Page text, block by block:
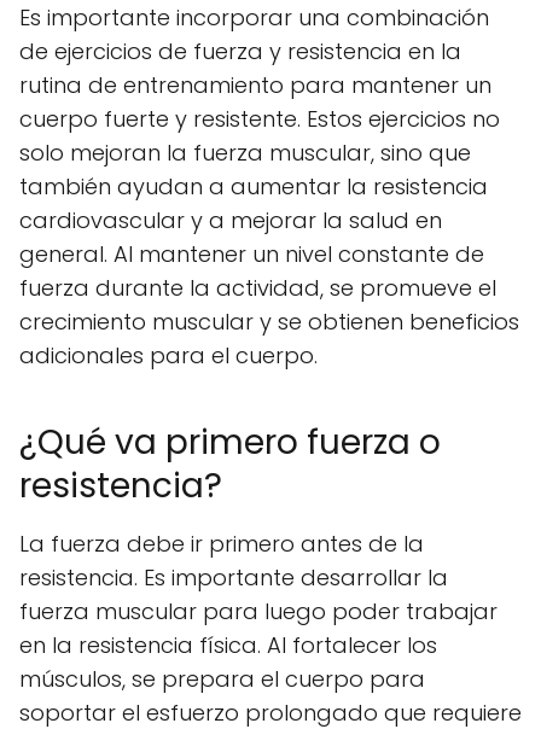
Es importante incorporar una combinación
de ejercicios de fuerza y resistencia en la
rutina de entrenamiento para mantener un
cuerpo fuerte y resistente. Estos ejercicios no
solo mejoran la fuerza muscular, sino que
también ayudan a aumentar la resistencia
cardiovascular y a mejorar la salud en
general. Al mantener un nivel constante de
fuerza durante la actividad, se promueve el
crecimiento muscular y se obtienen beneficios
adicionales para el cuerpo.
¿Qué va primero fuerza o
resistencia?
La fuerza debe ir primero antes de la
resistencia. Es importante desarrollar la
fuerza muscular para luego poder trabajar
en la resistencia física. Al fortalecer los
músculos, se prepara el cuerpo para
soportar el esfuerzo prolongado que requiere